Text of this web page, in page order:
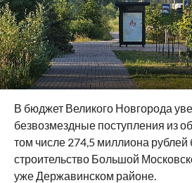
В бюджет Великого Новгорода
безвозмездные поступления из
том числе 274,5 миллиона рублей
строительство Большой
уже Державинском районе.